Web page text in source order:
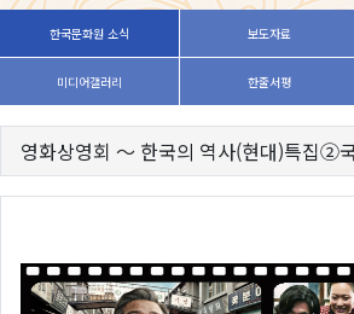
한국문화원 소식 보도자료
미디어갤러리 한줄서평
영화상영회 ～ 한국의 역사(현대)특집②